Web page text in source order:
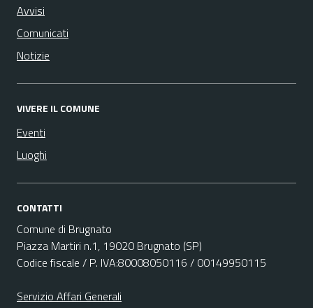
Avvisi
Comunicati
Notizie
VIVERE IL COMUNE
Eventi
Luoghi
CONTATTI
Comune di Brugnato
Piazza Martiri n.1, 19020 Brugnato (SP)
Codice fiscale / P. IVA:80008050116 / 00149950115
Servizio Affari Generali